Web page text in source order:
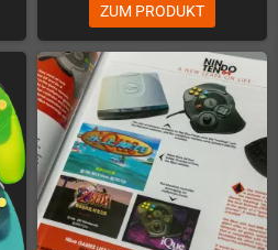
ZUM PRODUKT